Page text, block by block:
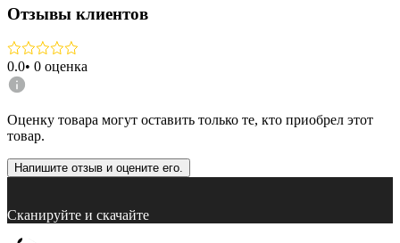
Отзывы клиентов
0.0• 0 оценка
Оценку товара могут оставить только те, кто приобрел этот
товар.
Напишите отзыв и оцените его.
Сканируйте и скачайте